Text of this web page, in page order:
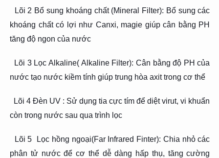
Lõi 2 Bổ sung khoáng chất (Mineral Filter): Bổ sung các
khoáng chất có lợi như Canxi, magie giúp cân bằng PH
tăng độ ngon của nước
Lõi 3 Lọc Alkaline( Alkaline Filter): Cân bằng độ PH của
nước tạo nước kiềm tính giúp trung hòa axit trong cơ thể
Lõi 4 Đèn UV : Sử dụng tia cực tím để diệt virut, vi khuẩn
còn trong nước sau qua trình lọc
Lõi 5 Lọc hồng ngoại(Far Infrared Finter): Chia nhỏ các
phân tử nước để cơ thể dễ dàng hấp thụ, tăng cường